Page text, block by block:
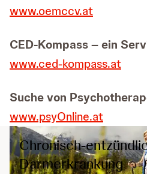
www.oemccv.at
CED-Kompass – ein
www.ced-kompass.at
Suche von
www.psyOnline.at
Chronisch-
Darmerkrankung